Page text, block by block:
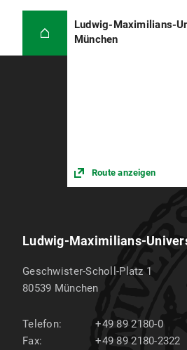
Ludwig-Maximilians-
München
Route anzeigen
Ludwig-Maximilians-
Geschwister-Scholl-Platz 1
80539 München
Telefon:
+49 89 2180-0
Fax:
+49 89 2180-2322